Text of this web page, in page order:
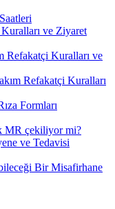
ve Ziyaret
Refakatçi Kuralları ve
Refakatçi Kuralları
Formları
MR çekiliyor mi?
ve Tedavisi
Bir Misafirhane